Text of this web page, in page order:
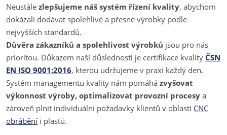
Neustále zlepšujeme náš systém řízení kvality, abychom
dokázali dodávat spolehlivé a přesné výrobky podle
nejvyšších standardů.
Důvěra zákazníků a spolehlivost výrobků jsou pro nás
prioritou. Důkazem naší důslednosti je certifikace kvality ČSN
EN ISO 9001:2016, kterou udržujeme v praxi každý den.
Systém managementu kvality nám pomáhá zvyšovat
výkonnost výroby, optimalizovat provozní procesy a
zároveň plnit individuální požadavky klientů v oblasti CNC
obrábění i plastů.